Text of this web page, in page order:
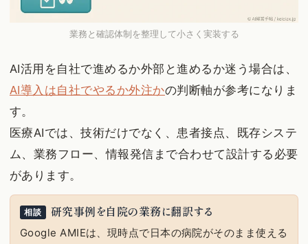
業務と確認体制を整理して小さく実装する
AI活用を自社で進めるか外部と進めるか迷う場合は、
AI導入は自社でやるか外注かの判断軸が参考になりま
す。
医療AIでは、技術だけでなく、患者接点、既存システ
ム、業務フロー、情報発信まで合わせて設計する必要
があります。
相談 研究事例を自院の業務に翻訳する
Google AMIEは、現時点で日本の病院がそのまま使える